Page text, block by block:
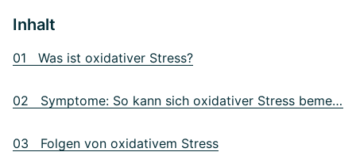
Inhalt
01 Was ist oxidativer Stress?
02 Symptome: So kann sich oxidativer Stress bemerkbar machen
03 Folgen von oxidativem Stress